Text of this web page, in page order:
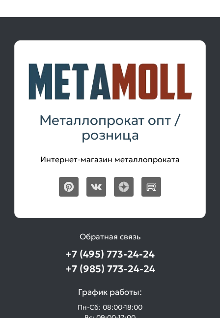
Металлопрокат опт /
розница
Интернет-магазин металлопроката
Обратная связь
+7 (495) 773-24-24
+7 (985) 773-24-24
График работы:
Пн-Сб: 08:00-18:00